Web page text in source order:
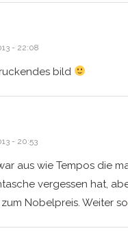
- 22:08
bild
- 20:53
aus wie Tempos die
vergessen hat,
Nobelpreis. Weiter